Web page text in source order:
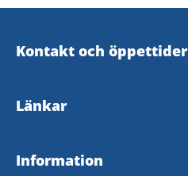
Kontakt och öppettider
Skara Kontaktcenter
Länkar
Skara kommun
Information